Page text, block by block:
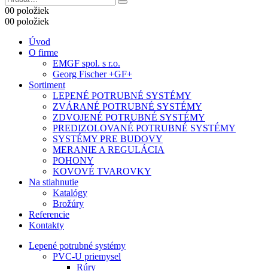
00 položiek
00 položiek
Úvod
O firme
EMGF spol. s r.o.
Georg Fischer +GF+
Sortiment
LEPENÉ POTRUBNÉ SYSTÉMY
ZVÁRANÉ POTRUBNÉ SYSTÉMY
ZDVOJENÉ POTRUBNÉ SYSTÉMY
PREDIZOLOVANÉ POTRUBNÉ SYSTÉMY
SYSTÉMY PRE BUDOVY
MERANIE A REGULÁCIA
POHONY
KOVOVÉ TVAROVKY
Na stiahnutie
Katalógy
Brožúry
Referencie
Kontakty
Lepené potrubné systémy
PVC-U priemysel
Rúry